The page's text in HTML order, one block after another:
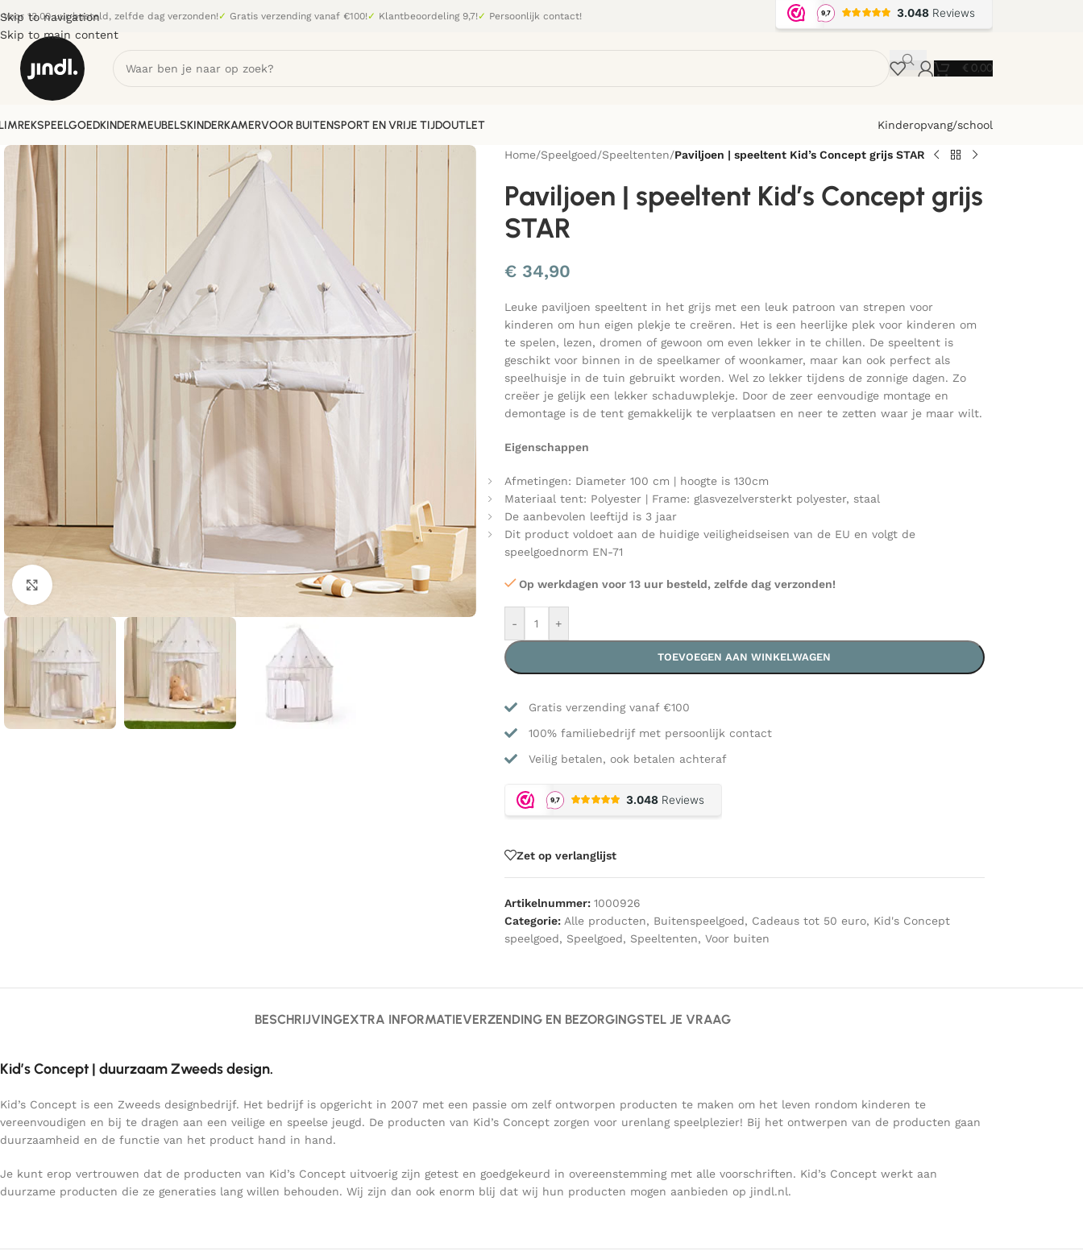
Skip to navigation
Skip to main content
Voor 13.00 uur besteld, zelfde dag verzonden!✓ Gratis verzending vanaf €100!✓ Klantbeoordeling 9,7!✓ Persoonlijk contact!
€ 0,00
SPEELGOEDKINDERMEUBELSKINDERKAMERVOOR BUITENSPORT EN VRIJE TIJDOUTLET Kinderopvang/school
Home/Speelgoed/Speeltenten/Paviljoen | speeltent Kid’s Concept grijs STAR
Paviljoen | speeltent Kid’s Concept grijs
STAR
€34,90
Leuke paviljoen speeltent in het grijs met een leuk patroon van strepen voor
kinderen om hun eigen plekje te creëren. Het is een heerlijke plek voor kinderen om
te spelen, lezen, dromen of gewoon om even lekker in te chillen. De speeltent is
geschikt voor binnen in de speelkamer of woonkamer, maar kan ook perfect als
speelhuisje in de tuin gebruikt worden. Wel zo lekker tijdens de zonnige dagen. Zo
creëer je gelijk een lekker schaduwplekje. Door de zeer eenvoudige montage en
demontage is de tent gemakkelijk te verplaatsen en neer te zetten waar je maar wilt.
Eigenschappen
Afmetingen: Diameter 100 cm | hoogte is 130cm
Materiaal tent: Polyester | Frame: glasvezelversterkt polyester, staal
De aanbevolen leeftijd is 3 jaar
Dit product voldoet aan de huidige veiligheidseisen van de EU en volgt de
speelgoednorm EN-71
Op werkdagen voor 13 uur besteld, zelfde dag verzonden!
- +
TOEVOEGEN AAN WINKELWAGEN
Gratis verzending vanaf €100
100% familiebedrijf met persoonlijk contact
Veilig betalen, ook betalen achteraf
Zet op verlanglijst
Artikelnummer: 1000926
Categorie: Alle producten, Buitenspeelgoed, Cadeaus tot 50 euro, Kid's Concept
speelgoed, Speelgoed, Speeltenten, Voor buiten
BESCHRIJVINGEXTRA INFORMATIEVERZENDING EN BEZORGINGSTEL JE VRAAG
Kid’s Concept | duurzaam Zweeds design.
Kid’s Concept is een Zweeds designbedrijf. Het bedrijf is opgericht in 2007 met een passie om zelf ontworpen producten te maken om het leven rondom kinderen te
vereenvoudigen en bij te dragen aan een veilige en speelse jeugd. De producten van Kid’s Concept zorgen voor urenlang speelplezier! Bij het ontwerpen van de producten gaan
duurzaamheid en de functie van het product hand in hand.
Je kunt erop vertrouwen dat de producten van Kid’s Concept uitvoerig zijn getest en goedgekeurd in overeenstemming met alle voorschriften. Kid’s Concept werkt aan
duurzame producten die ze generaties lang willen behouden. Wij zijn dan ook enorm blij dat wij hun producten mogen aanbieden op jindl.nl.